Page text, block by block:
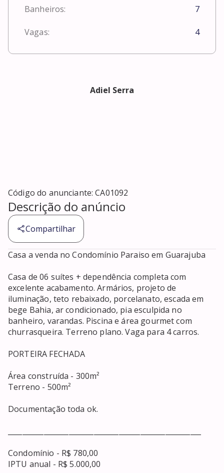
Banheiros: 7
Vagas: 4
Adiel Serra
Código do anunciante:CA01092
Descrição do anúncio
Compartilhar
Casa a venda no Condomínio Paraiso em Guarajuba
Casa de 06 suítes + dependência completa com
excelente acabamento. Armários, projeto de
iluminação, teto rebaixado, porcelanato, escada em
bege Bahia, ar condicionado, pia esculpida no
banheiro, varandas. Piscina e área gourmet com
churrasqueira. Terreno plano. Vaga para 4 carros.
PORTEIRA FECHADA
Área construída - 300m²
Terreno - 500m²
Documentação toda ok.
Condomínio - R$ 780,00
IPTU anual - R$ 5.000,00